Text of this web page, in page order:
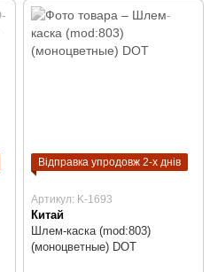
Відправка упродовж 2-х днів
Артикул: K-1693
Китай
Шлем-каска (mod:803)
(моноцветные) DOT